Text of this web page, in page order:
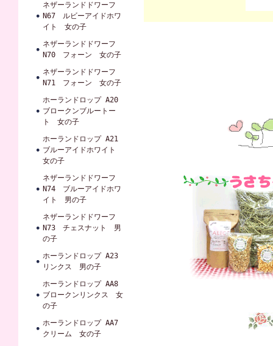
ネザーランドドワーフ
N67 ルビーアイドホワ
イト 女の子
ネザーランドドワーフ
N70 フォーン 女の子
ネザーランドドワーフ
N71 フォーン 女の子
ホーランドロップ A20
ブロークンブルートー
ト 女の子
ホーランドロップ A21
ブルーアイドホワイト
女の子
ネザーランドドワーフ
N74 ブルーアイドホワ
イト 男の子
ネザーランドドワーフ
N73 チェスナット 男
の子
ホーランドロップ A23
リンクス 男の子
ホーランドロップ AA8
ブロークンリンクス 女
の子
ホーランドロップ AA7
クリーム 女の子